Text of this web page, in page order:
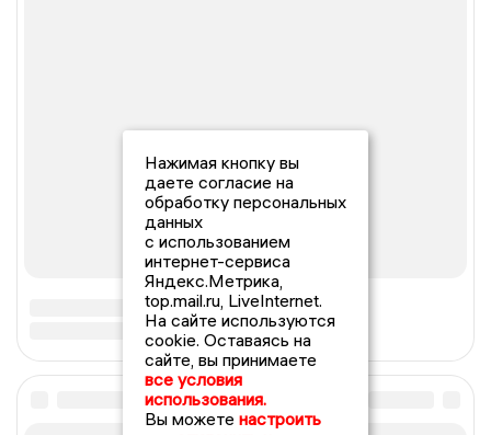
Нажимая кнопку вы
даете согласие на
обработку персональных
данных
с использованием
интернет-сервиса
Яндекс.Метрика,
top.mail.ru, LiveInternet.
На сайте используются
cookie. Оставаясь на
сайте, вы принимаете
все условия
использования.
Вы можете настроить